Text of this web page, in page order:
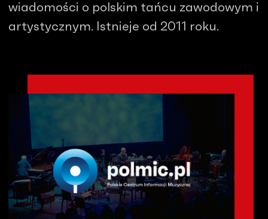
wiadomości o polskim tańcu zawodowym i
artystycznym. Istnieje od 2011 roku.